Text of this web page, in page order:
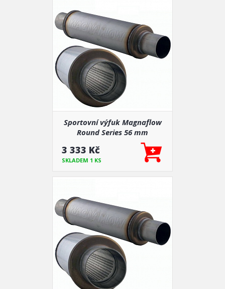
Sportovní výfuk Magnaflow
Round Series 56 mm
3 333 Kč
SKLADEM 1 KS